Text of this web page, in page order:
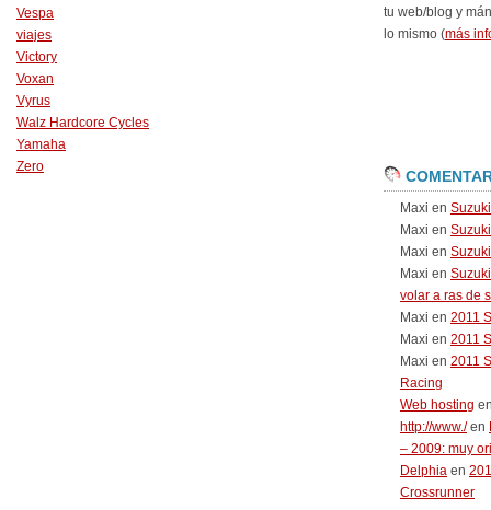
Vespa
viajes
Victory
Voxan
Vyrus
Walz Hardcore Cycles
Yamaha
Zero
tu web/blog y
lo mismo (más
Maxi en
Maxi en
Maxi en
Maxi en
volar a ras de
Maxi en 2011
Maxi en 2011
Maxi en 2011
Racing
Web hosting
http://www./en
– 2009: muy
Delphia en
Crossrunner